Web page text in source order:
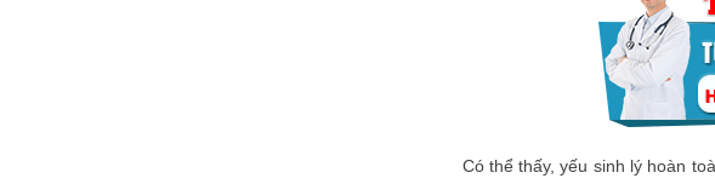
Có thể thấy, yếu sinh lý hoàn